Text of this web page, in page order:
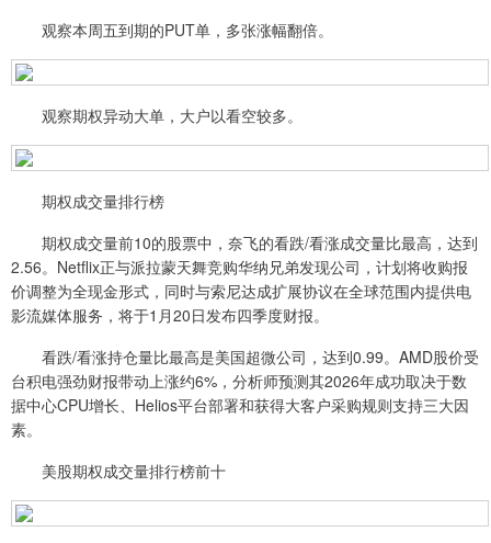
观察本周五到期的PUT单，多张涨幅翻倍。
观察期权异动大单，大户以看空较多。
期权成交量排行榜
期权成交量前10的股票中，奈飞的看跌/看涨成交量比最高，达到
2.56。Netflix正与派拉蒙天舞竞购华纳兄弟发现公司，计划将收购报
价调整为全现金形式，同时与索尼达成扩展协议在全球范围内提供电
影流媒体服务，将于1月20日发布四季度财报。
看跌/看涨持仓量比最高是美国超微公司，达到0.99。AMD股价受
台积电强劲财报带动上涨约6%，分析师预测其2026年成功取决于数
据中心CPU增长、Helios平台部署和获得大客户采购规则支持三大因
素。
美股期权成交量排行榜前十